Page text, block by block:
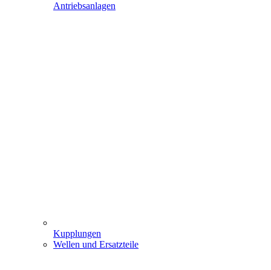
Antriebsanlagen
Kupplungen
Wellen und Ersatzteile